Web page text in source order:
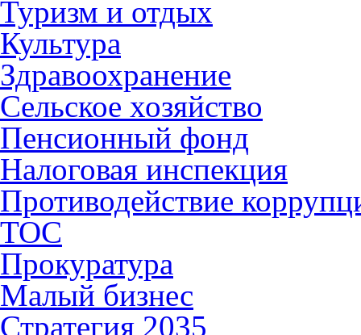
Туризм и отдых
Культура
Здравоохранение
Сельское хозяйство
Пенсионный фонд
Налоговая инспекция
Противодействие
ТОС
Прокуратура
Малый бизнес
Стратегия 2035